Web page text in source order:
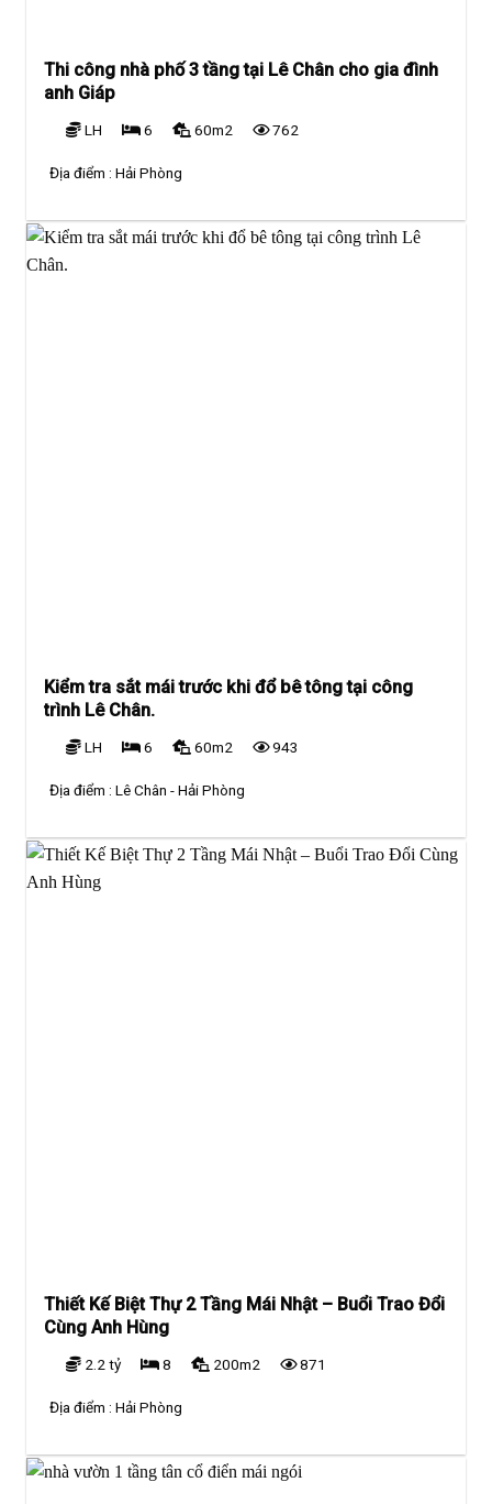
Thi công nhà phố 3 tầng tại Lê Chân cho gia đình
anh Giáp
LH 6 60m2 762
Địa điểm :Hải Phòng
Kiểm tra sắt mái trước khi đổ bê tông tại công
trình Lê Chân.
LH 6 60m2 943
Địa điểm :Lê Chân - Hải Phòng
Thiết Kế Biệt Thự 2 Tầng Mái Nhật – Buổi Trao Đổi
Cùng Anh Hùng
2.2 tỷ 8 200m2 871
Địa điểm :Hải Phòng